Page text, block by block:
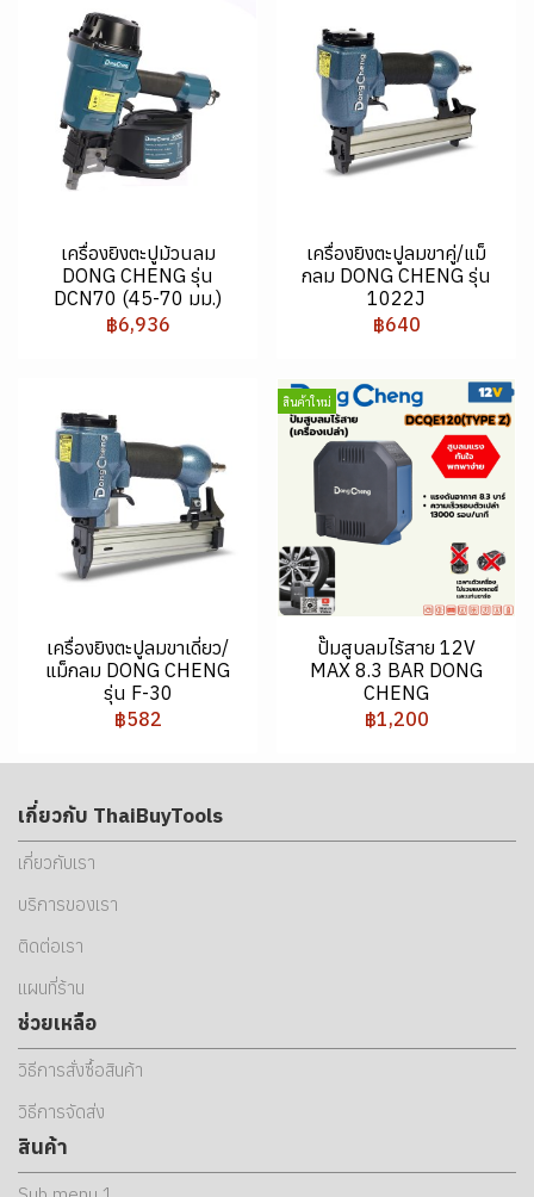
เครื่องยิงตะปูม้วนลม
DONG CHENG รุ่น
DCN70 (45-70 มม.)
฿6,936
เครื่องยิงตะปูลมขาคู่/แม็
กลม DONG CHENG รุ่น
1022J
฿640
เครื่องยิงตะปูลมขาเดี่ยว/
แม็กลม DONG CHENG
รุ่น F-30
฿582
สินค้าใหม่
ปั๊มสูบลมไร้สาย 12V
MAX 8.3 BAR DONG
CHENG
฿1,200
เกี่ยวกับ ThaiBuyTools
เกี่ยวกับเรา
บริการของเรา
ติดต่อเรา
แผนที่ร้าน
ช่วยเหลือ
วิธีการสั่งซื้อสินค้า
วิธีการจัดส่ง
สินค้า